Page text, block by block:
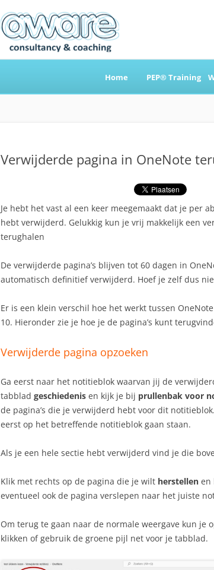
Home PEP® Training
Aware Consultancy &
Verwijderde pagina in OneNote
Je hebt het vast al een keer meegemaakt dat je per
hebt verwijderd. Gelukkig kun je vrij makkelijk een
terughalen
De verwijderde pagina’s blijven tot 60 dagen in
automatisch definitief verwijderd. Hoef je zelf dus
Er is een klein verschil hoe het werkt tussen
10. Hieronder zie je hoe je de pagina’s kunt
Verwijderde pagina opzoeken
Ga eerst naar het notitieblok waarvan jij de
tabblad geschiedenis en kijk je bij prullenbak voor
de pagina’s die je verwijderd hebt voor dit
eerst op het betreffende notitieblok gaan staan.
Als je een hele sectie hebt verwijderd vind je die
Klik met rechts op de pagina die je wilt herstellen en
eventueel ook de pagina verslepen naar het juiste
Om terug te gaan naar de normale weergave kun je
klikken of gebruik de groene pijl net voor je tabblad.